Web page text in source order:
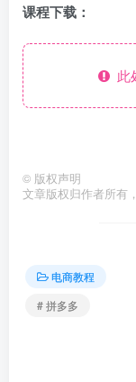
课程下载：
此
© 版权声明
文章版权归作者所有
电商教程
# 拼多多